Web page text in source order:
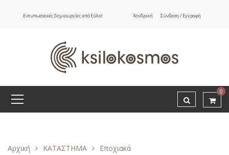
Εντυπωσιακές δημιουργίες από ξύλο! Χονδρική Σύνδεση / Εγγραφή
0
Αρχική ΚΑΤΑΣΤΗΜΑ
Εποχιακά